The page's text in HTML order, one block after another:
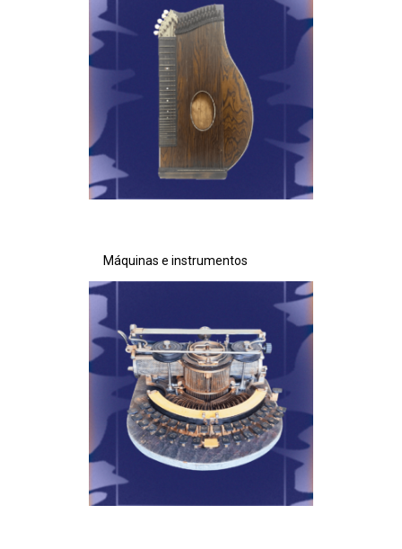
Máquinas e instrumentos